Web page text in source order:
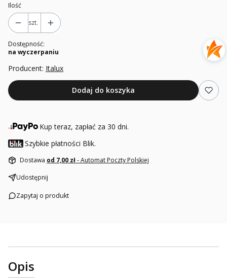
Ilość
szt.
Dostępność:
na wyczerpaniu
Producent: Italux
Dodaj do koszyka
Kup teraz, zapłać za 30 dni.
Szybkie płatności Blik.
Dostawa od 7,00 zł- Automat Poczty Polskiej
Udostępnij
Zapytaj o produkt
Opis